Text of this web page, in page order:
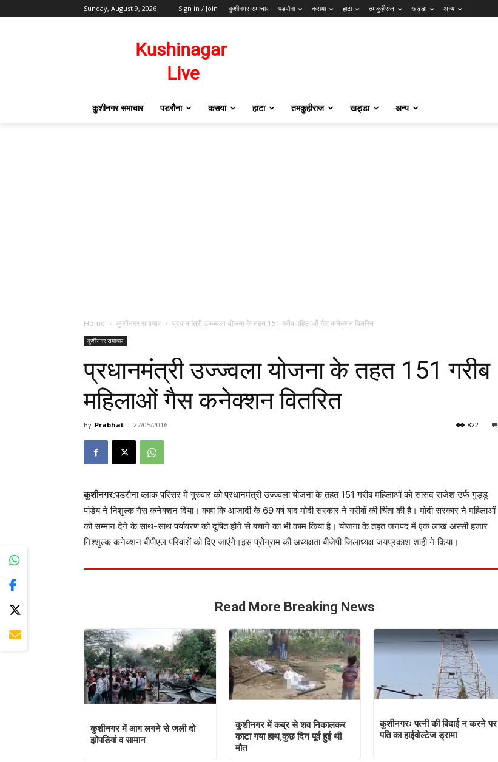
Sunday, August 9, 2026 Sign in / Join कुशीनगर समाचार पडरौना कसया हाटा तमकुहीराज खड्डा अन्य
कुशीनगर समाचार पडरौना कसया हाटा तमकुहीराज खड्डा अन्य
Home कुशीनगर समाचार प्रधानमंत्री उज्ज्वला योजना के तहत 151 गरीब महिलाओं गैस कनेक्शन वितरित
कुशीनगर समाचार
प्रधानमंत्री उज्ज्वला योजना के तहत 151 गरीब
महिलाओं गैस कनेक्शन वितरित
By Prabhat - 27/05/2016 822
कुशीनगर:पडरौना ब्लाक परिसर में गुरुवार को प्रधानमंत्री उज्ज्वला योजना के तहत 151 गरीब महिलाओं को सांसद राजेश उर्फ गुड्डू
पांडेय ने निशुल्क गैस कनेक्शन दिया। कहा कि आजादी के 69 वर्ष बाद मोदी सरकार ने गरीबों की चिंता की है। मोदी सरकार ने महिलाओं
को सम्मान देने के साथ-साथ पर्यावरण को दूषित होने से बचाने का भी काम किया है। योजना के तहत जनपद में एक लाख अस्सी हजार
निश्शुल्क कनेक्शन बीपीएल परिवारों को दिए जाएंगे।इस प्रोग्राम की अध्यक्षता बीजेपी जिलाध्यक्ष जयप्रकाश शाही ने किया।
Read More Breaking News
कुशीनगर में आग लगने से जली दो
झोपडियां व सामान
कुशीनगर में कब्र से शव निकालकर
काटा गया हाथ,कुछ दिन पूर्व हुई थी
मौत
कुशीनगरः पत्नी की विदाई न करने पर
पति का हाईवोल्टेज ड्रामा